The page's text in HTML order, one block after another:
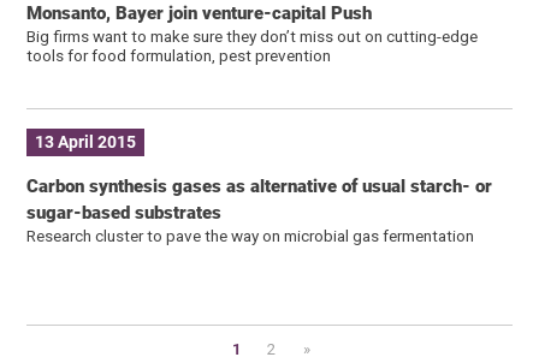
Monsanto, Bayer join venture-capital Push
Big firms want to make sure they don’t miss out on cutting-edge
tools for food formulation, pest prevention
13 April 2015
Carbon synthesis gases as alternative of usual starch- or
sugar-based substrates
Research cluster to pave the way on microbial gas fermentation
1 2 »